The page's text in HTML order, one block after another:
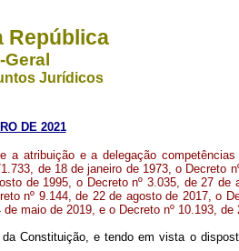
República
Jurídicos
DE 2021
a atribuição e a delegação
de 18 de janeiro de 1973, o Decreto
de 1995, o Decreto nº 3.035, de 27
nº 9.144, de 22 de agosto de 2017, o
de maio de 2019, e o Decreto nº 10.193, de
Constituição, e tendo em vista o